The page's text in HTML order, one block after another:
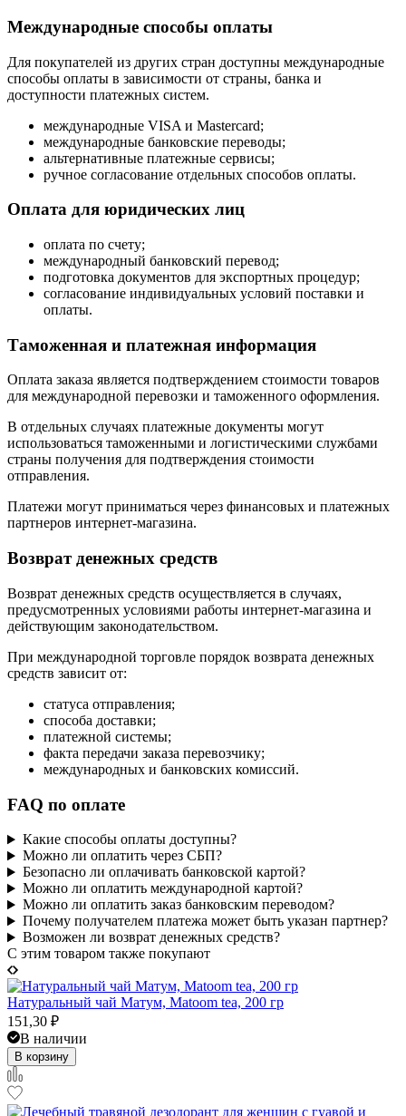
Международные способы оплаты
Для покупателей из других стран доступны международные
способы оплаты в зависимости от страны, банка и
доступности платежных систем.
международные VISA и Mastercard;
международные банковские переводы;
альтернативные платежные сервисы;
ручное согласование отдельных способов оплаты.
Оплата для юридических лиц
оплата по счету;
международный банковский перевод;
подготовка документов для экспортных процедур;
согласование индивидуальных условий поставки и
оплаты.
Таможенная и платежная информация
Оплата заказа является подтверждением стоимости товаров
для международной перевозки и таможенного оформления.
В отдельных случаях платежные документы могут
использоваться таможенными и логистическими службами
страны получения для подтверждения стоимости
отправления.
Платежи могут приниматься через финансовых и платежных
партнеров интернет-магазина.
Возврат денежных средств
Возврат денежных средств осуществляется в случаях,
предусмотренных условиями работы интернет-магазина и
действующим законодательством.
При международной торговле порядок возврата денежных
средств зависит от:
статуса отправления;
способа доставки;
платежной системы;
факта передачи заказа перевозчику;
международных и банковских комиссий.
FAQ по оплате
Какие способы оплаты доступны?
Можно ли оплатить через СБП?
Безопасно ли оплачивать банковской картой?
Можно ли оплатить международной картой?
Можно ли оплатить заказ банковским переводом?
Почему получателем платежа может быть указан партнер?
Возможен ли возврат денежных средств?
C этим товаром также покупают
Натуральный чай Матум, Matoom tea, 200 гр
151,30 ₽
В наличии
В корзину